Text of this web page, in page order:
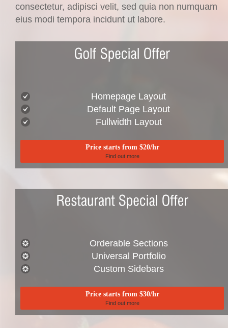
consectetur, adipisci velit, sed quia non numquam
eius modi tempora incidunt ut labore.
Homepage Layout
Default Page Layout
Fullwidth Layout
Price starts from $20/hr
Find out more
Orderable Sections
Universal Portfolio
Custom Sidebars
Price starts from $30/hr
Find out more